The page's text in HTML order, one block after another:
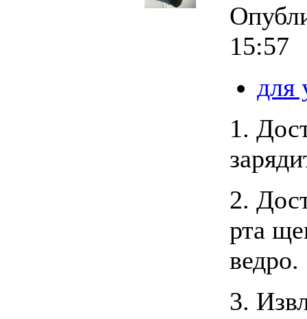
15:57
для
1.
2.
рта
ведро.
3.